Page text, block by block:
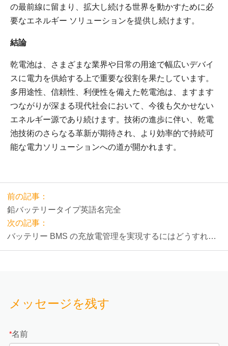
の最前線に留まり、拡大し続ける世界を動かすために必
要なエネルギー ソリューションを提供し続けます。
結論
乾電池は、さまざまな業界や日常の用途で幅広いデバイ
スに電力を供給する上で重要な役割を果たしています。
多用途性、信頼性、利便性を備えた乾電池は、ますます
つながりが深まる現代社会において、今後も欠かせない
エネルギー源であり続けます。技術の進歩に伴い、乾電
池技術のさらなる革新が期待され、より効率的で持続可
能な電力ソリューションへの道が開かれます。
前の記事：
鉛バッテリータイプ英語名完全
次の記事：
バッテリー BMS の充放電管理を実現するにはどうすれば
よいでしょうか?
メッセージを残す
*名前